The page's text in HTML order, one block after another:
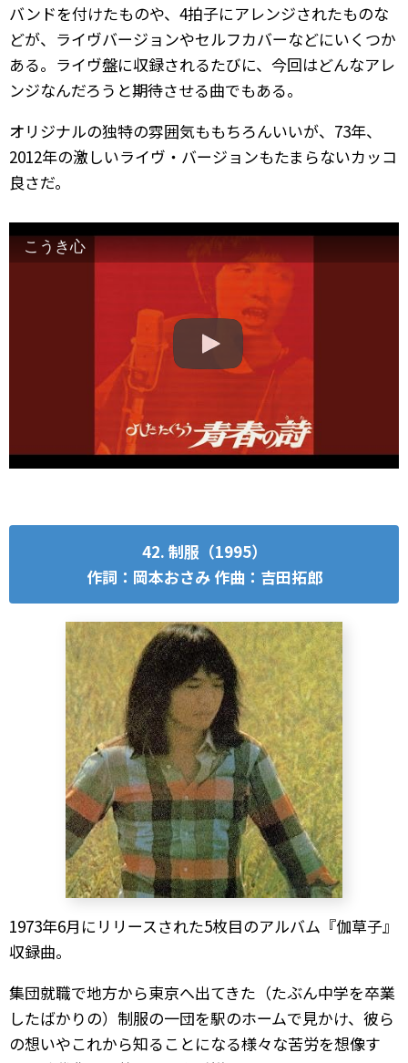
バンドを付けたものや、4拍子にアレンジされたものな
どが、ライヴバージョンやセルフカバーなどにいくつか
ある。ライヴ盤に収録されるたびに、今回はどんなアレ
ンジなんだろうと期待させる曲でもある。
オリジナルの独特の雰囲気ももちろんいいが、73年、
2012年の激しいライヴ・バージョンもたまらないカッコ
良さだ。
こうき心
42. 制服（1995）
作詞：岡本おさみ 作曲：吉田拓郎
1973年6月にリリースされた5枚目のアルバム『伽草子』
収録曲。
集団就職で地方から東京へ出てきた（たぶん中学を卒業
したばかりの）制服の一団を駅のホームで見かけ、彼ら
の想いやこれから知ることになる様々な苦労を想像す